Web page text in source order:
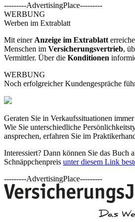
---------AdvertisingPlace---------
WERBUNG
Werben im Extrablatt
Mit einer Anzeige im Extrablatt
Menschen im Versicherungsvertrieb,
Vermittler. Über die Konditionen
WERBUNG
Noch erfolgreicher Kundengespräche
Geraten Sie in Verkaufssituationen
Wie Sie unterschiedliche
ansprechen, erfahren Sie im
Interessiert? Dann können Sie das Buch
Schnäppchenpreis unter diesem Link
---------AdvertisingPlace---------